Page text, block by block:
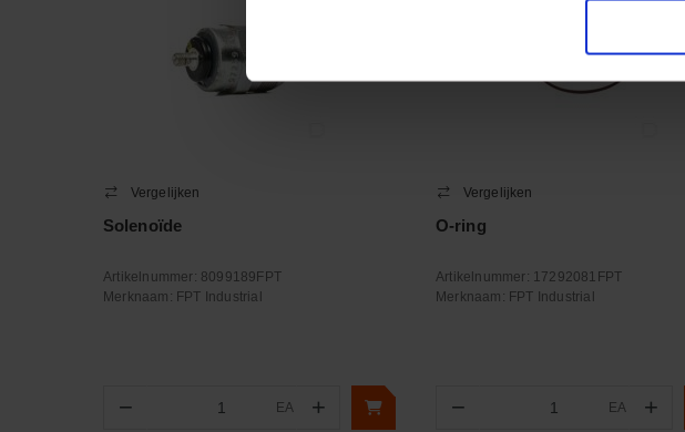
Vergelijken
Solenoïde
Artikelnummer: 8099189FPT
Merknaam: FPT Industrial
− EA +
Vergelijken
O-ring
Artikelnummer: 17292081FPT
Merknaam: FPT Industrial
− EA +